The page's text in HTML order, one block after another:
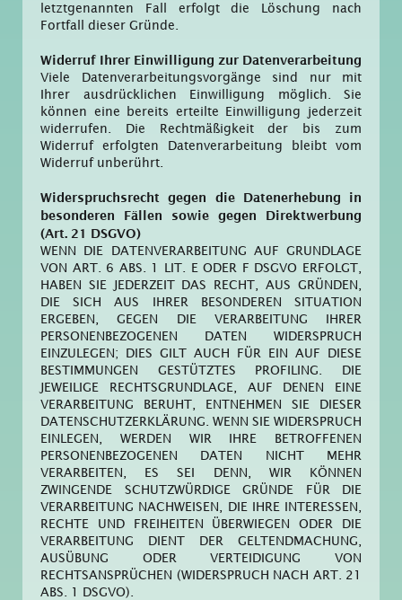
letztgenannten Fall erfolgt die Löschung nach
Fortfall dieser Gründe.
Widerruf Ihrer Einwilligung zur Datenverarbeitung
Viele Datenverarbeitungsvorgänge sind nur mit
Ihrer ausdrücklichen Einwilligung möglich. Sie
können eine bereits erteilte Einwilligung jederzeit
widerrufen. Die Rechtmäßigkeit der bis zum
Widerruf erfolgten Datenverarbeitung bleibt vom
Widerruf unberührt.
Widerspruchsrecht gegen die Datenerhebung in
besonderen Fällen sowie gegen Direktwerbung
(Art. 21 DSGVO)
WENN DIE DATENVERARBEITUNG AUF GRUNDLAGE
VON ART. 6 ABS. 1 LIT. E ODER F DSGVO ERFOLGT,
HABEN SIE JEDERZEIT DAS RECHT, AUS GRÜNDEN,
DIE SICH AUS IHRER BESONDEREN SITUATION
ERGEBEN, GEGEN DIE VERARBEITUNG IHRER
PERSONENBEZOGENEN DATEN WIDERSPRUCH
EINZULEGEN; DIES GILT AUCH FÜR EIN AUF DIESE
BESTIMMUNGEN GESTÜTZTES PROFILING. DIE
JEWEILIGE RECHTSGRUNDLAGE, AUF DENEN EINE
VERARBEITUNG BERUHT, ENTNEHMEN SIE DIESER
DATENSCHUTZERKLÄRUNG. WENN SIE WIDERSPRUCH
EINLEGEN, WERDEN WIR IHRE BETROFFENEN
PERSONENBEZOGENEN DATEN NICHT MEHR
VERARBEITEN, ES SEI DENN, WIR KÖNNEN
ZWINGENDE SCHUTZWÜRDIGE GRÜNDE FÜR DIE
VERARBEITUNG NACHWEISEN, DIE IHRE INTERESSEN,
RECHTE UND FREIHEITEN ÜBERWIEGEN ODER DIE
VERARBEITUNG DIENT DER GELTENDMACHUNG,
AUSÜBUNG ODER VERTEIDIGUNG VON
RECHTSANSPRÜCHEN (WIDERSPRUCH NACH ART. 21
ABS. 1 DSGVO).